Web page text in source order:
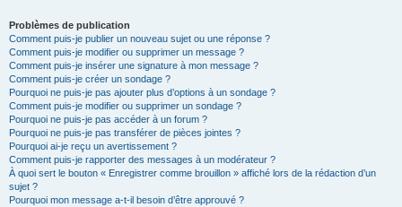
Problèmes de publication
Comment puis-je publier un nouveau sujet ou une réponse ?
Comment puis-je modifier ou supprimer un message ?
Comment puis-je insérer une signature à mon message ?
Comment puis-je créer un sondage ?
Pourquoi ne puis-je pas ajouter plus d’options à un sondage ?
Comment puis-je modifier ou supprimer un sondage ?
Pourquoi ne puis-je pas accéder à un forum ?
Pourquoi ne puis-je pas transférer de pièces jointes ?
Pourquoi ai-je reçu un avertissement ?
Comment puis-je rapporter des messages à un modérateur ?
À quoi sert le bouton « Enregistrer comme brouillon » affiché lors de la rédaction d’un
sujet ?
Pourquoi mon message a-t-il besoin d’être approuvé ?